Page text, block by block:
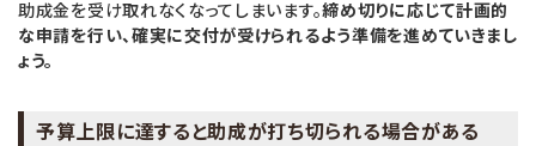
助成金を受け取れなくなってしまいます。締め切りに応じて計画的
な申請を行い、確実に交付が受けられるよう準備を進めていきまし
ょう。
予算上限に達すると助成が打ち切られる場合がある